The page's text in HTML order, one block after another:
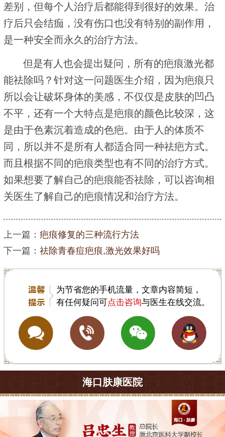
差别，但每个人治疗后都能得到很好的效果。治
疗后只会结痂，没有伤口也没有特别的副作用，
是一种安全而永久的治疗方法。
但是有人也会提出疑问，所有的疤痕激光都
能祛除吗？针对这一问题医生介绍，因为疤痕只
所以会让破坏身体的美感，不仅仅是皮肤的凹凸
不平，还有一个大特点是疤痕的颜色比较深，这
是由于色素沉着造成的色疤。由于人的体质不
同，所以并不是所有人都适合同一种祛疤方式。
而且根据不同的疤痕类型也有不同的治疗方式。
如果想要了解自己的疤痕能否祛除，可以咨询相
关医生了解自己的疤痕情况和治疗方法。
上一篇： 疤痕修复的三种流行方法
下一篇： 祛除青春痘疤痕,激光效果好吗
为节省您的手机流量，文章内容简短，
有任何疑问可点击咨询与医生在线交流。
海口肤康医院